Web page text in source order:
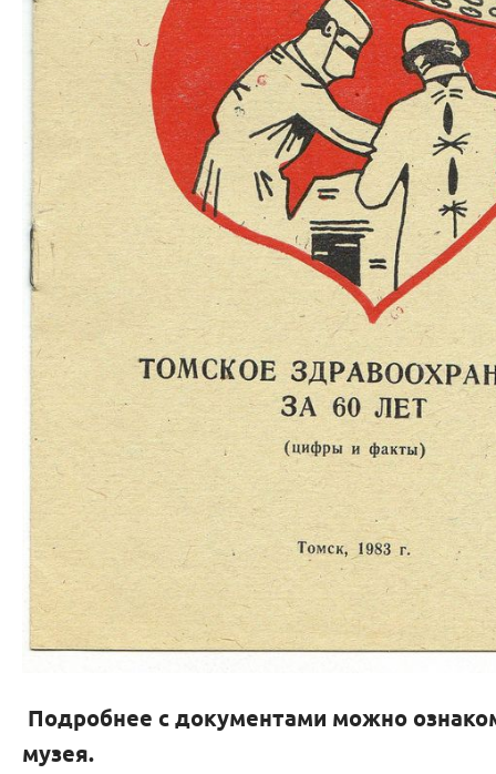
Подробнее с документами можно
музея.